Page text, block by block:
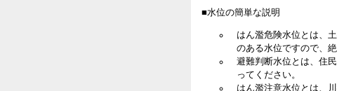
■水位の簡単な説明
はん濫危険水位とは、
のある水位ですので、
避難判断水位とは、住
ってください。
はん濫注意水位とは、